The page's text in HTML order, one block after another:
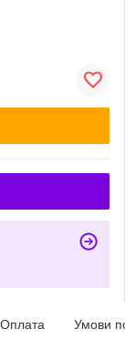
Оплата Умови